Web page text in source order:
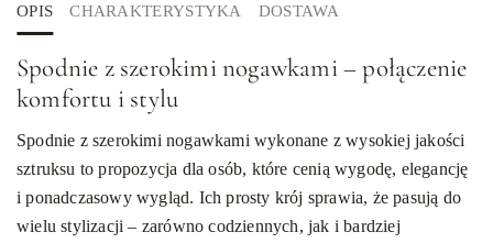
OPIS CHARAKTERYSTYKA DOSTAWA
Spodnie z szerokimi nogawkami – połączenie
komfortu i stylu
Spodnie z szerokimi nogawkami wykonane z wysokiej jakości
sztruksu to propozycja dla osób, które cenią wygodę, elegancję
i ponadczasowy wygląd. Ich prosty krój sprawia, że pasują do
wielu stylizacji – zarówno codziennych, jak i bardziej